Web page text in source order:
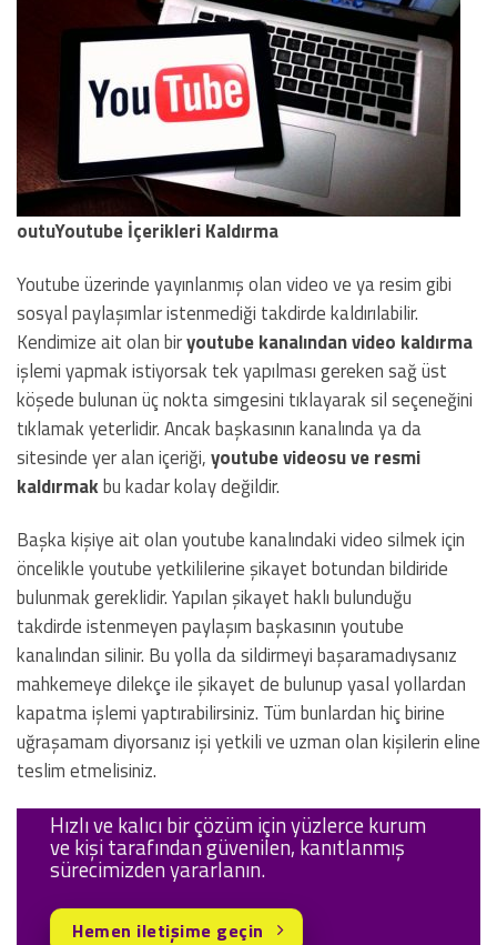
outuYoutube İçerikleri Kaldırma
Youtube üzerinde yayınlanmış olan video ve ya resim gibi
sosyal paylaşımlar istenmediği takdirde kaldırılabilir.
Kendimize ait olan biryoutube kanalından video kaldırma
işlemi yapmak istiyorsak tek yapılması gereken sağ üst
köşede bulunan üç nokta simgesini tıklayarak sil seçeneğini
tıklamak yeterlidir. Ancak başkasının kanalında ya da
sitesinde yer alan içeriği,youtubevideosu ve resmi
kaldırmakbu kadar kolay değildir.
Başka kişiye ait olan youtube kanalındaki video silmek için
öncelikle youtube yetkililerine şikayet botundan bildiride
bulunmak gereklidir. Yapılan şikayet haklı bulunduğu
takdirde istenmeyen paylaşım başkasının youtube
kanalından silinir. Bu yolla da sildirmeyi başaramadıysanız
mahkemeye dilekçe ile şikayet de bulunup yasal yollardan
kapatma işlemi yaptırabilirsiniz. Tüm bunlardan hiç birine
uğraşamam diyorsanız işi yetkili ve uzman olan kişilerin eline
teslim etmelisiniz.
Hızlı ve kalıcı bir çözüm için yüzlerce kurum
ve kişi tarafından güvenilen, kanıtlanmış
sürecimizden yararlanın.
Hemen iletişime geçin